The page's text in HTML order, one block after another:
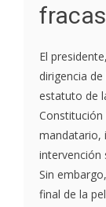
El
dirigencia
estatuto de
Constitución
mandatario,
intervención
Sin
final de la